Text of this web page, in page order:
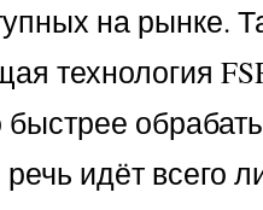
на рынке.
технология
быстрее
идёт всего